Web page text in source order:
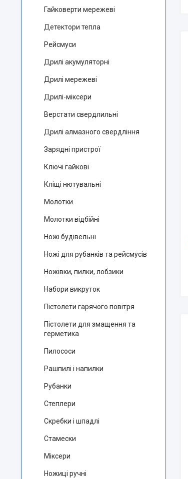
Гайковерти мережеві
Детектори тепла
Рейсмуси
Дрилі акумуляторні
Дрилі мережеві
Дрилі-міксери
Верстати свердлильні
Дрилі алмазного свердління
Зарядні пристрої
Ключі гайкові
Кліщі нютувальні
Молотки
Молотки відбійні
Ножі будівельні
Ножі для рубанків та рейсмусів
Ножівки, пилки, лобзики
Набори викруток
Пістолети гарячого повітря
Пістолети для змащення та
герметика
Пилососи
Рашпилі і напилки
Рубанки
Степлери
Скребки і шпадлі
Стамески
Міксери
Ножиці ручні